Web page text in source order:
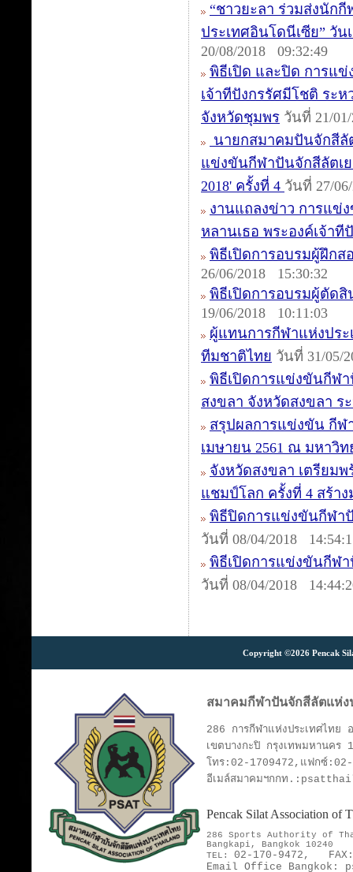
“ชาวยะลา ร่วมส่งนัก
ประเทศอินโดนีเซีย” วั
20/08/2018 09:32:49
พิธีเปิด และปิด การแข่
เจ้าทีปังกรรัศมีโชติ ระห
จังหวัดชุมพร วันที่ 21/
นายกสมาคมปันจักสีลั
แข่งขันกีฬาปันจักสีลัตเ
2018' ครั้งที่ 4 วันที่ 27/
งานแถลงข่าว การแข่
หลานเธอ พระองค์เจ้าที
พิธีเปิดการอบรมผู้ฝึกส
26/06/2018 15:30:32
พิธีเปิดการอบรมผู้ตัดสิ
19/06/2018 10:11:03
ผู้แทนการกีฬาแห่งปร
ทีมชาติไทย วันที่ 31/05/
พิธีเปิดการแข่งขันกีฬ
สงขลา จังหวัดสงขลา ร
สรุปผลการแข่งขัน กีฬ
เมษายน 2561 ณ มหาวิ
จังหวัดสงขลา เตรียม
แชมป์โลก ครั้งที่ 4 สร้า
พิธีปิดการแข่งขันกีฬา
วันที่ 08/04/2018
พิธีเปิดการแข่งขันกีฬา
วันที่ 08/04/2018
Copyright ©2026 Pencak
สมาคมกีฬาปันจักสีลัตแห่ง
286 การกีฬาแห่งประเทศไท
เขตบางกะปิ กรุงเทพมหานคร
โทร:02-1709472,แฟกซ์:02-
อีเมล์สมาคมฯกกท
Pencak Silat Association of
286 Sports Authority of
Bangkapi, Bangkok 10240
TEL: 02-170-9472,
FAX:
Email Office Bangkok: